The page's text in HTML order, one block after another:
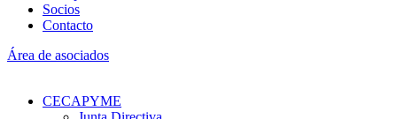
Socios
Contacto
Área de asociados
CECAPYME